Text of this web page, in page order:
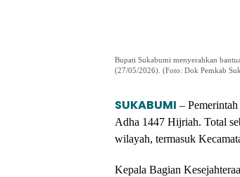
Bupati Sukabumi menyerahkan
(27/05/2026). (Foto: Dok Pemkab
SUKABUMI –
Adha 1447 Hijriah. Total
wilayah, termasuk
Kepala Bagian